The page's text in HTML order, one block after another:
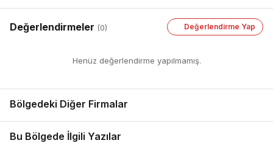
Değerlendirmeler (0) Değerlendirme Yap
Henüz değerlendirme yapılmamış.
Bölgedeki Diğer Firmalar
Bu Bölgede İlgili Yazılar